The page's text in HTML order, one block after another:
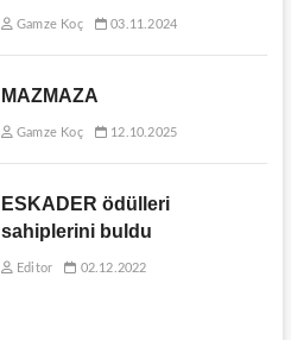
Gamze Koç 03.11.2024
MAZMAZA
Gamze Koç 12.10.2025
ESKADER ödülleri
sahiplerini buldu
Editor 02.12.2022